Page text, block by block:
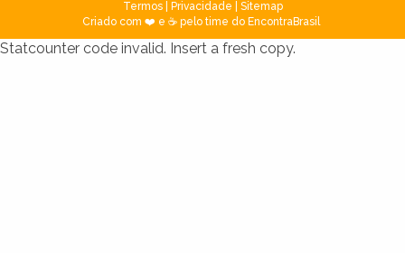
Termos| Privacidade
Sitemap
Criado com ❤️ e ☕ pelo time do EncontraBrasil
Statcounter code invalid. Insert a fresh copy.